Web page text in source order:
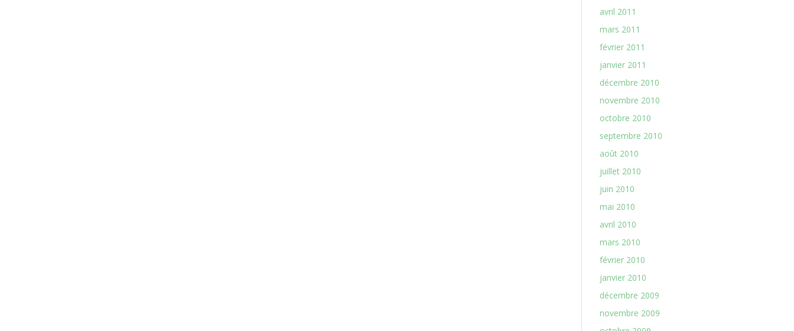
avril 2011
mars 2011
février 2011
janvier 2011
décembre 2010
novembre 2010
octobre 2010
septembre 2010
août 2010
juillet 2010
juin 2010
mai 2010
avril 2010
mars 2010
février 2010
janvier 2010
décembre 2009
novembre 2009